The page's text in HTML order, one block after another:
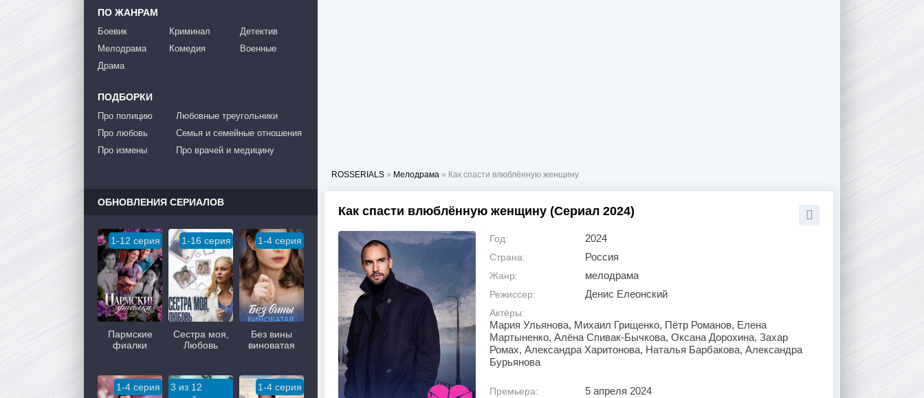
ROSSERIALS » Мелодрама » Как спасти влюблённую женщину
Как спасти влюблённую женщину (Сериал 2024)
Год: 2024
Страна: Россия
Жанр: мелодрама
Режиссер: Денис Елеонский
Актёры:
Мария Ульянова, Михаил Грищенко, Пётр Романов, Елена
Мартыненко, Алёна Спивак-Бычкова, Оксана Дорохина, Захар
Ромах, Александра Харитонова, Наталья Барбакова, Александра
Бурьянова
Премьера: 5 апреля 2024
ПО ЖАНРАМ
Боевик
Мелодрама
Драма
Криминал
Комедия
Детектив
Военные
ПОДБОРКИ
Про полицию
Про любовь
Про измены
Любовные треугольники
Семья и семейные отношения
Про врачей и медицину
ОБНОВЛЕНИЯ СЕРИАЛОВ
1-12 серия
Пармские
фиалки
1-16 серия
Сестра моя,
Любовь
1-4 серия
Без вины
виноватая
1-4 серия
3 из 12
1-4 серия